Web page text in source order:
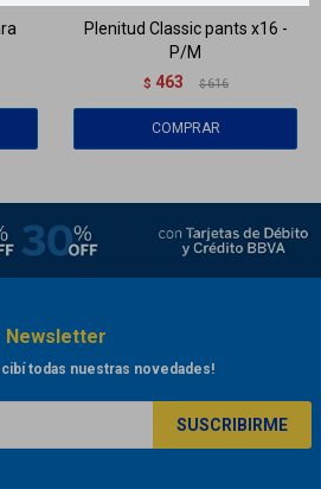
Plenitud Classic pants x16 -
P/M
$ 463 $ 616
Newsletter
todas nuestras novedades!
SUSCRIBIRME